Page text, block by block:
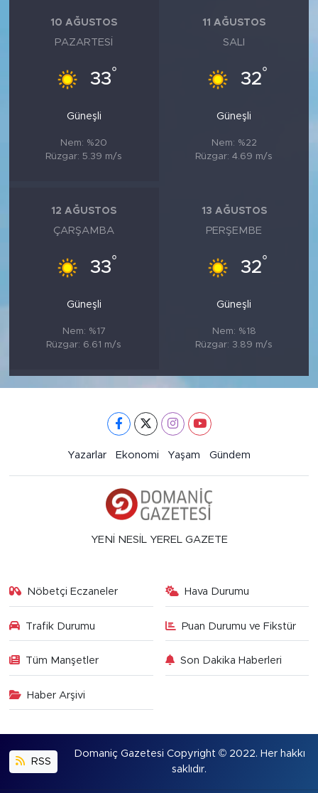
10 AĞUSTOS
PAZARTESI
33°
Güneşli
Nem: %20
Rüzgar: 5.39 m/s
11 AĞUSTOS
SALI
32°
Güneşli
Nem: %22
Rüzgar: 4.69 m/s
12 AĞUSTOS
ÇARŞAMBA
33°
Güneşli
Nem: %17
Rüzgar: 6.61 m/s
13 AĞUSTOS
PERŞEMBE
32°
Güneşli
Nem: %18
Rüzgar: 3.89 m/s
Yazarlar Ekonomi Yaşam Gündem
YENİ NESİL YEREL GAZETE
Nöbetçi Eczaneler Hava Durumu
Trafik Durumu Puan Durumu ve Fikstür
Tüm Manşetler Son Dakika Haberleri
Haber Arşivi
RSS
Domaniç Gazetesi Copyright © 2022. Her hakkı
saklıdır.